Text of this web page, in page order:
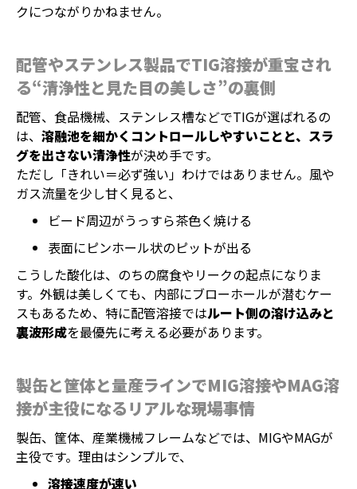
クにつながりかねません。
配管やステンレス製品でTIG溶接が重宝され
る“清浄性と見た目の美しさ”の裏側
配管、食品機械、ステンレス槽などでTIGが選ばれるの
は、 溶融池を細かくコントロールしやすいことと、スラ
グを出さない清浄性が決め手です。
ただし「きれい＝必ず強い」わけではありません。風や
ガス流量を少し甘く見ると、
ビード周辺がうっすら茶色く焼ける
表面にピンホール状のピットが出る
こうした酸化は、のちの腐食やリークの起点になりま
す。外観は美しくても、内部にブローホールが潜むケー
スもあるため、特に配管溶接ではルート側の溶け込みと
裏波形成を最優先に考える必要があります。
製缶と筐体と量産ラインでMIG溶接やMAG溶
接が主役になるリアルな現場事情
製缶、筐体、産業機械フレームなどでは、MIGやMAGが
主役です。理由はシンプルで、
溶接速度が速い